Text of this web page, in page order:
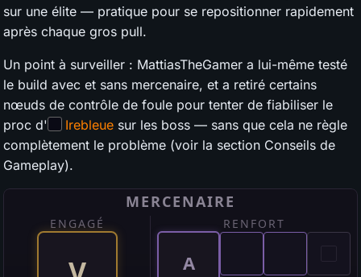
sur une élite — pratique pour se repositionner rapidement
après chaque gros pull.
Un point à surveiller : MattiasTheGamer a lui-même testé
le build avec et sans mercenaire, et a retiré certains
nœuds de contrôle de foule pour tenter de fiabiliser le
proc d'
Irebleue sur les boss — sans que cela ne règle
complètement le problème (voir la section Conseils de
Gameplay).